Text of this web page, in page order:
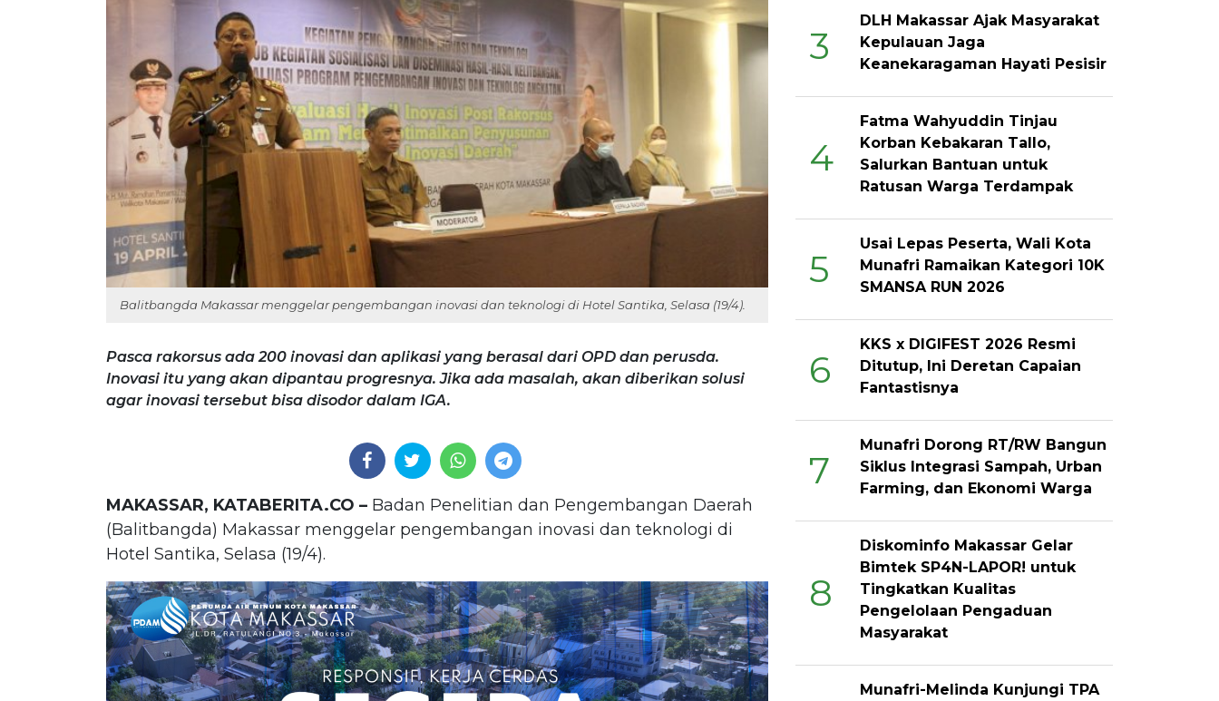
Balitbangda Makassar menggelar pengembangan inovasi dan teknologi di Hotel Santika, Selasa (19/4).
Pasca rakorsus ada 200 inovasi dan aplikasi yang berasal dari OPD dan perusda.
Inovasi itu yang akan dipantau progresnya. Jika ada masalah, akan diberikan solusi
agar inovasi tersebut bisa disodor dalam IGA.
MAKASSAR, KATABERITA.CO – Badan Penelitian dan Pengembangan Daerah
(Balitbangda) Makassar menggelar pengembangan inovasi dan teknologi di
Hotel Santika, Selasa (19/4).
3
DLH Makassar Ajak Masyarakat
Kepulauan Jaga
Keanekaragaman Hayati Pesisir
4
Fatma Wahyuddin Tinjau
Korban Kebakaran Tallo,
Salurkan Bantuan untuk
Ratusan Warga Terdampak
5
Usai Lepas Peserta, Wali Kota
Munafri Ramaikan Kategori 10K
SMANSA RUN 2026
6
KKS x DIGIFEST 2026 Resmi
Ditutup, Ini Deretan Capaian
Fantastisnya
7
Munafri Dorong RT/RW Bangun
Siklus Integrasi Sampah, Urban
Farming, dan Ekonomi Warga
8
Diskominfo Makassar Gelar
Bimtek SP4N-LAPOR! untuk
Tingkatkan Kualitas
Pengelolaan Pengaduan
Masyarakat
Munafri-Melinda Kunjungi TPA